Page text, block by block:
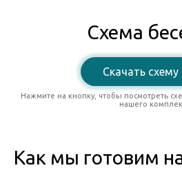
Схема
Скачать схему
Нажмите на кнопку, чтобы посмотреть
нашего
Как мы готовим